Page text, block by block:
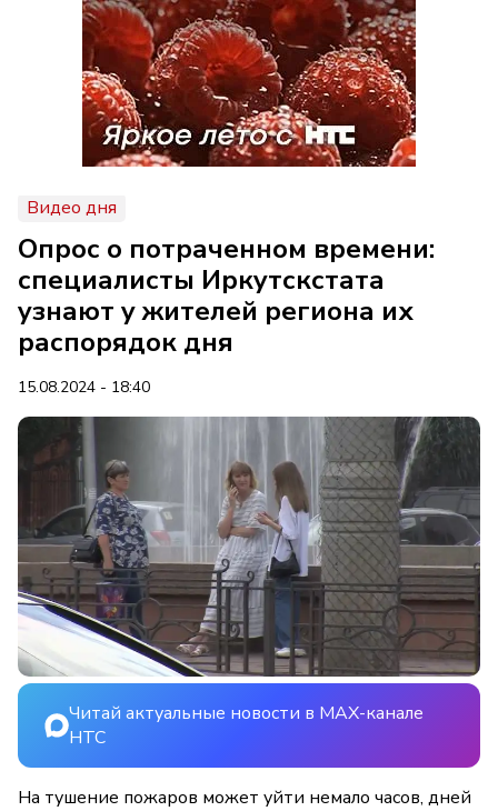
Видео дня
Опрос о потраченном времени:
специалисты Иркутскстата
узнают у жителей региона их
распорядок дня
15.08.2024 - 18:40
Читай актуальные новости в MAX-канале
НТС
На тушение пожаров может уйти немало часов, дней